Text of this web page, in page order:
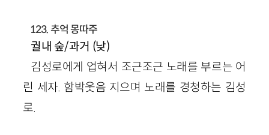
123. 추억 몽따주
궐내 숲/과거 (낮)
김성로에게 업혀서 조근조근 노래를 부르는 어
린 세자. 함박웃음 지으며 노래를 경청하는 김성
로.